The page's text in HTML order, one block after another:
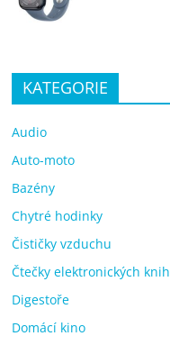
KATEGORIE
Audio
Auto-moto
Bazény
Chytré hodinky
Čističky vzduchu
Čtečky elektronických knih
Digestoře
Domácí kino